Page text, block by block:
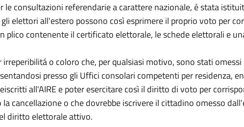
consultazioni referendarie a carattere nazionale, é stata
elettori all'estero possono così esprimere il proprio voto per
contenente il certificato elettorale, le schede elettorali e
o coloro che, per qualsiasi motivo, sono stati
presso gli Uffici consolari competenti per residenza,
all'AIRE e poter esercitare così il diritto di voto per
cancellazione o che dovrebbe iscrivere il cittadino omesso
diritto elettorale attivo.